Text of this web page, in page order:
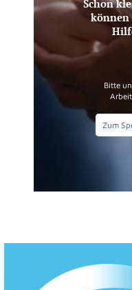
Schon
können
Bitte
Zum